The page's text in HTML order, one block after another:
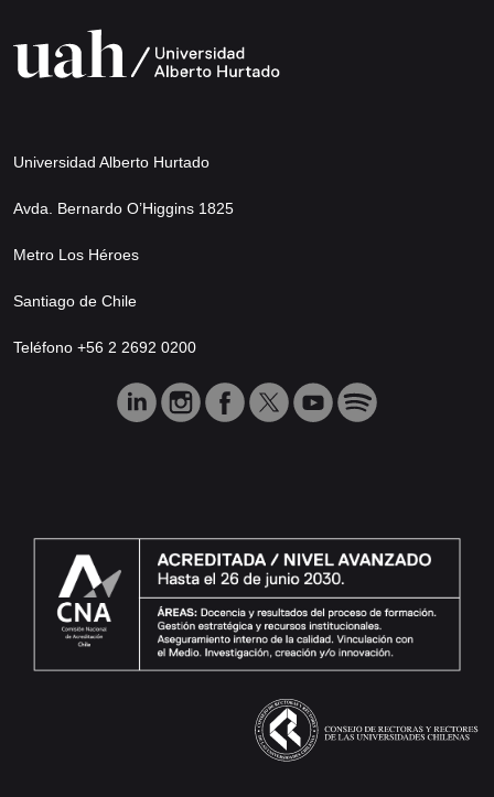
Universidad Alberto Hurtado
Avda. Bernardo O’Higgins 1825
Metro Los Héroes
Santiago de Chile
Teléfono +56 2 2692 0200